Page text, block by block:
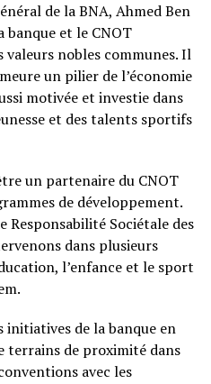
de la BNA, Ahmed Ben
banque et le CNOT
nobles communes. Il
un pilier de l’économie
motivée et investie dans
et des talents sportifs
un partenaire du CNOT
de développement.
Sociétale des
dans plusieurs
l’enfance et le sport
de la banque en
terrains de proximité dans
avec les